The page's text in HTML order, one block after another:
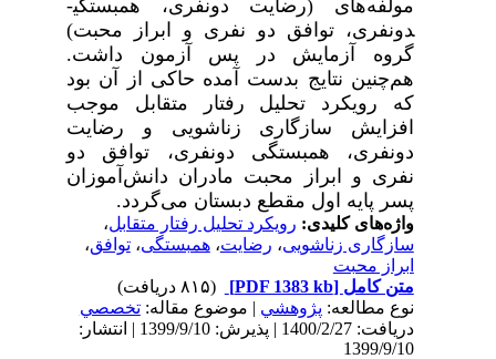
مولفه‌های (رضایت دونفری، همبستگی­
دونفری، توافق دو نفری و ابراز محبت)
گروه آزمایش در پس آزمون داشت.
هم‌چنیننتایج بدست آمده حاکی از آن بود
که رویکرد تحلیل رفتار متقابل موجب
افزایش سازگاری زناشویی و رضایت
دونفری، همبستگی
دونفری، توافق دو
نفری و ابراز محبت مادران دانش‌آموزان
پسر پایه اول مقطع دبستان می‌گردد.
واژه‌های کلیدی:رویکرد تحلیل رفتار متقابل،
سازگاری زناشویی،رضایت،همبستگی،توافق،
ابراز محبت
متن کامل[PDF 1383 kb]
نوع مطالعه:پژوهشي| موضوع مقاله:تخصصي
دریافت: 1400/2/27 | پذیرش: 1399/9/10 | انتشار:
1399/9/10